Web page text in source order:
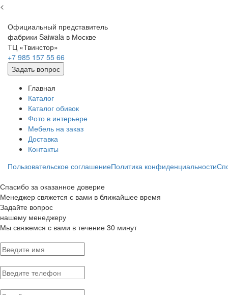
<
Официальный представитель
фабрики Saiwala в Москве
ТЦ «Твинстор»
+7 985 157 55 66
Задать вопрос
Главная
Каталог
Каталог обивок
Фото в интерьере
Мебель на заказ
Доставка
Контакты
Пользовательское соглашениеПолитика конфиденциальности
Спасибо за оказанное доверие
Менеджер свяжется с вами в ближайшее время
Задайте вопрос
нашему менеджеру
Мы свяжемся с вами в течение 30 минут